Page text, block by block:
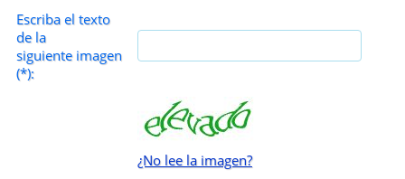
Escriba el texto
de la
siguiente imagen
(*):
¿No lee la imagen?